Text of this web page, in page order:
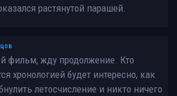
растянутой парашей.
фильм, жду продолжение. Кто
хронологией будет интересно, как
летосчисление и никто ничего